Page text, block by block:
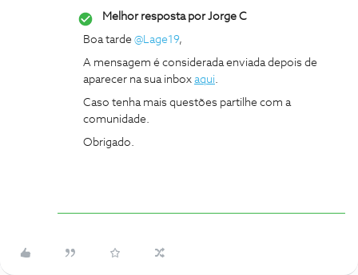
Melhor resposta porJorge C
Boa tarde ​ @Lage19,
A mensagem é considerada enviada depois de
aparecer na sua inbox aqui.
Caso tenha mais questões partilhe com a
comunidade.
Obrigado.